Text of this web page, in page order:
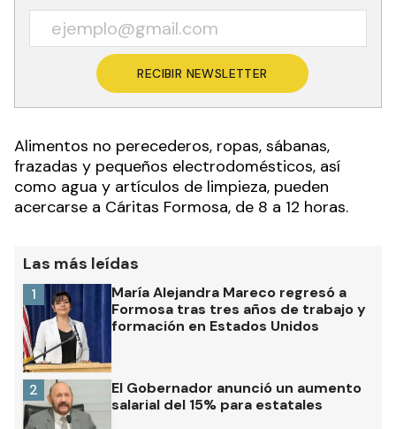
RECIBIR NEWSLETTER
Alimentos no perecederos, ropas, sábanas,
frazadas y pequeños electrodomésticos, así
como agua y artículos de limpieza, pueden
acercarse a Cáritas Formosa, de 8 a 12 horas.
Las más leídas
María Alejandra Mareco regresó a
Formosa tras tres años de trabajo y
formación en Estados Unidos
1
El Gobernador anunció un aumento
salarial del 15% para estatales
2